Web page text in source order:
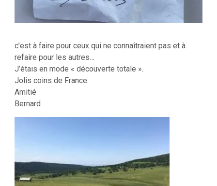
c’est à faire pour ceux qui ne connaîtraient pas et à
refaire pour les autres…
J’étais en mode « découverte totale ».
Jolis coins de France.
Amitié
Bernard